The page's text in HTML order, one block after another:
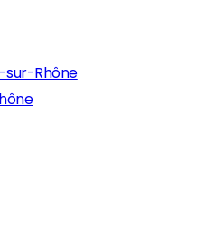
sur-Rhône